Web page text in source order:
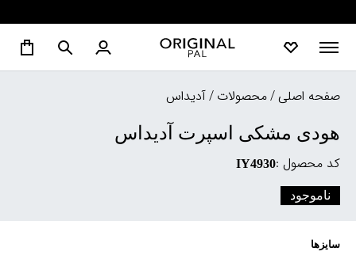
صفحه اصلی/محصولات /آدیداس
هودی مشکی اسپرت آدیداس
کد محصول :IY4930
ناموجود
سایزها